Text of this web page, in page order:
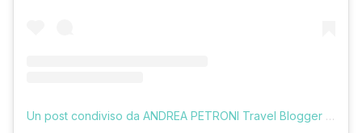
Un post condiviso da ANDREA PETRONI Travel Blogger (@vologratis)